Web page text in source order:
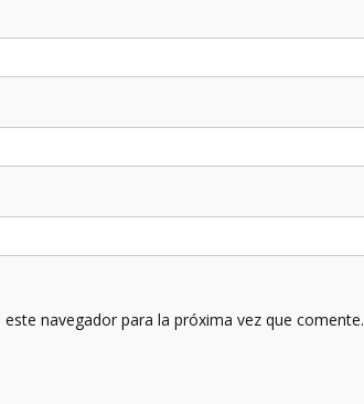
navegador para la próxima vez que comente.